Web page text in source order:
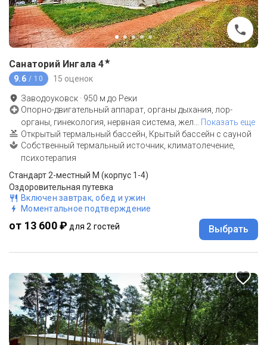
Санаторий Ингала 4★
9.6 / 10 15 оценок
Заводоуковск · 950 м до Реки
Опорно-двигательный аппарат, органы дыхания, лор-
органы, гинекология, нервная система, жел… Показать еще
Открытый термальный бассейн, Крытый бассейн с сауной
Собственный термальный источник, климатолечение,
психотерапия
Стандарт 2-местный М (корпус 1-4)
Оздоровительная путевка
Включен завтрак, обед и ужин
Моментальное подтверждение
от 13 600 ₽ для 2 гостей Выбрать